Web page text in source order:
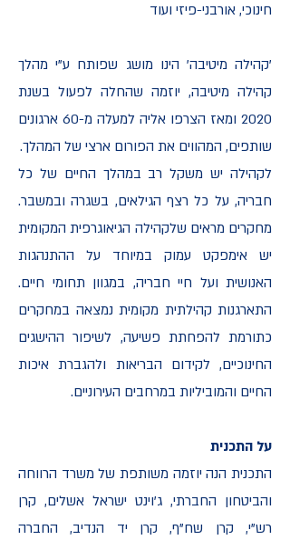
חינוכי, אורבני-פיזי ועוד
'קהילה מיטיבה' הינו מושג שפותח ע"י מהלך
קהילה מיטיבה, יוזמה שהחלה לפעול בשנת
2020 ומאז הצרפו אליה למעלה מ-60 ארגונים
שותפים, המהווים את הפורום ארצי של המהלך.
לקהילה יש משקל רב במהלך החיים של כל
חבריה, על כל רצף הגילאים, בשגרה ובמשבר.
מחקרים מראים שלקהילה הגיאוגרפית המקומית
יש אימפקט עמוק במיוחד על ההתנהגות
האנושית ועל חיי חבריה, במגוון תחומי חיים.
התארגנות קהילתית מקומית נמצאה במחקרים
כתורמת להפחתת פשיעה, לשיפור ההישגים
החינוכיים, לקידום הבריאות ולהגברת איכות
החיים והמוביליות במרחבים העירוניים.
על התכנית
התכנית הנה יוזמה משותפת של משרד הרווחה
והביטחון החברתי, ג'וינט ישראל אשלים, קרן
רש"י, קרן שח"ף, קרן יד הנדיב, החברה